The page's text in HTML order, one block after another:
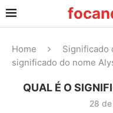
Home Significado
significado do nome
QUAL É O
28